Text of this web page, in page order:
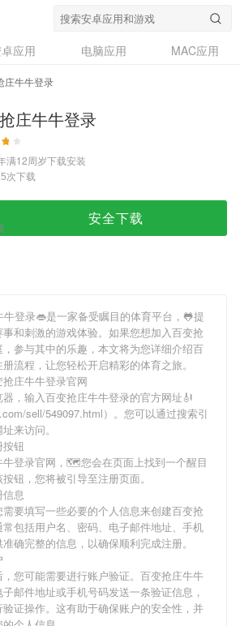
应用 电脑应用
MAC应用
专题
庄牛牛登录
庄牛牛登录
满12周岁下载安装
次下载
安全下载
牛登录👄是一家备受瞩目的体育平台，🐸提
和刺激的游戏体验。如果您想加入百变抢
，参与其中的乐趣，本文将为您详细介绍百
册流程，让您轻松开启精彩的体育之旅。
庄牛牛登录官网
，输入百变抢庄牛牛登录的官方网址🎻
sell/549097.html）。您可以通过搜索引
来访问。
钮
牛登录官网，🗺您会在页面上找到一个醒目
钮，您将被引导至注册页面。
信息
要填写一些必要的个人信息来创建百变抢
常包括用户名、密码、电子邮件地址、手机
确完整的信息，以确保顺利完成注册。
您可能需要进行账户验证。 百变抢庄牛牛
邮件地址或手机号码发送一条验证信息，
证操作。这有助于确保账户的安全性，并